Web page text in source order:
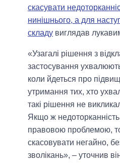
скасувати
нинішнього, а для
складу виглядав
«Узагалі рішення з
застосування
коли йдеться про
утримання тих, хто
такі рішення не
Якщо ж
правовою проблемою, то
скасовувати негайно,
зволікань», – уточнив